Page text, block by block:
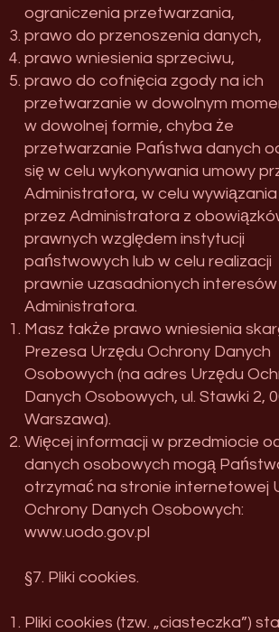
ograniczenia przetwarzania,
prawo do przenoszenia danych,
prawo wniesienia sprzeciwu,
prawo do cofnięcia zgody na ich
przetwarzanie w dowolnym
w dowolnej formie, chyba że
przetwarzanie Państwa danych
się w celu wykonywania umowy
Administratora, w celu wywiązania
przez Administratora z
prawnych względem instytucji
państwowych lub w celu realizacji
prawnie uzasadnionych interesów
Administratora.
Masz także prawo wniesienia
Prezesa Urzędu Ochrony Danych
Osobowych (na adres Urzędu
Danych Osobowych, ul. Stawki 2,
Warszawa).
Więcej informacji w przedmiocie
danych osobowych mogą
otrzymać na stronie internetowej
Ochrony Danych Osobowych:
www.uodo.gov.pl
§7. Pliki cookies.
Pliki cookies (tzw. „ciasteczka”)